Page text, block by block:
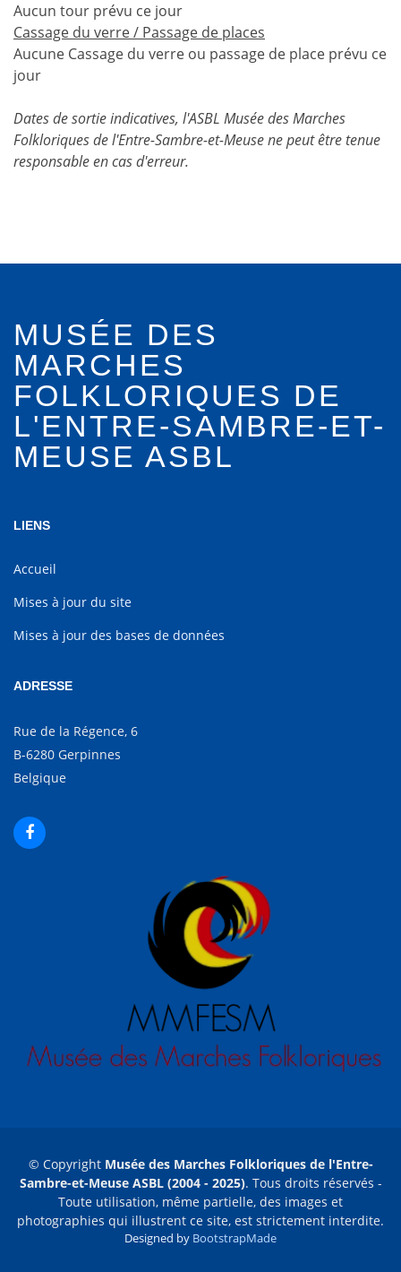
Aucun tour prévu ce jour
Cassage du verre / Passage de places
Aucune Cassage du verre ou passage de place prévu ce
jour
Dates de sortie indicatives, l'ASBL Musée des Marches
Folkloriques de l'Entre-Sambre-et-Meuse ne peut être tenue
responsable en cas d'erreur.
MUSÉE DES
MARCHES
FOLKLORIQUES DE
L'ENTRE-SAMBRE-ET-
MEUSE ASBL
LIENS
Accueil
Mises à jour du site
Mises à jour des bases de données
ADRESSE
Rue de la Régence, 6
B-6280 Gerpinnes
Belgique
© Copyright Musée des Marches Folkloriques de l'Entre-
Sambre-et-Meuse ASBL (2004 - 2025). Tous droits réservés -
Toute utilisation, même partielle, des images et
photographies qui illustrent ce site, est strictement interdite.
Designed by BootstrapMade